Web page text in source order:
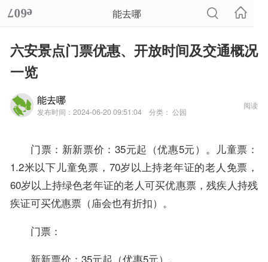
能去哪
六安景点门票优惠、开放时间及交通概况
一览
能去哪
发布时间：2024-06-20 09:51:04 分类： 公园
阅读
门票：新新票价：35元起（优惠5元）。儿童票：
1.2米以下儿童免票，70岁以上持老年证的老人免票，
60岁以上持绿色老年证的老人可买优惠票，残疾人持残
疾证可买优惠票（庙会也有折扣）。
门票：
新新票价：35元起（优惠5元）。